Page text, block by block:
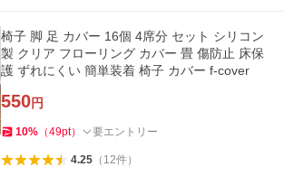
椅子 脚 足 カバー 16個 4席分 セット シリコン
製 クリア フローリング カバー 畳 傷防止 床保
護 ずれにくい 簡単装着 椅子 カバー f-cover
550円
10% （49pt） 要エントリー
4.25（ 12件）